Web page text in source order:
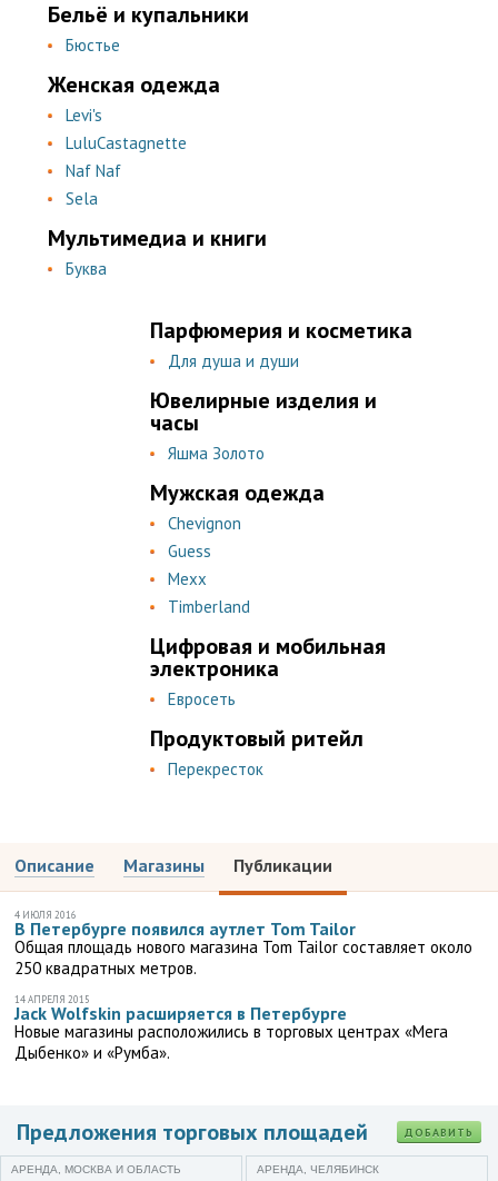
Бельё и купальники
Бюстье
Женская одежда
Levi's
LuluCastagnette
Naf Naf
Sela
Мультимедиа и книги
Буква
Парфюмерия и косметика
Для душа и души
Ювелирные изделия и
часы
Яшма Золото
Мужская одежда
Chevignon
Guess
Mexx
Timberland
Цифровая и мобильная
электроника
Евросеть
Продуктовый ритейл
Перекресток
Описание Магазины Публикации
4 ИЮЛЯ 2016
В Петербурге появился аутлет Tom Tailor
Общая площадь нового магазина Tom Tailor составляет около
250 квадратных метров.
14 АПРЕЛЯ 2015
Jack Wolfskin расширяется в Петербурге
Новые магазины расположились в торговых центрах «Мега
Дыбенко» и «Румба».
ДОБАВИТЬ
Предложения торговых площадей
АРЕНДА, МОСКВА И ОБЛАСТЬ АРЕНДА, ЧЕЛЯБИНСК